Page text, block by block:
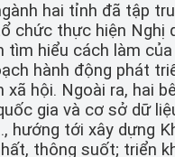
hai tỉnh đã tập
chức thực hiện
tìm hiểu cách làm
hành động phát
hội. Ngoài ra, hai
gia và cơ sở dữ
hướng tới xây dựng
thông suốt; triển